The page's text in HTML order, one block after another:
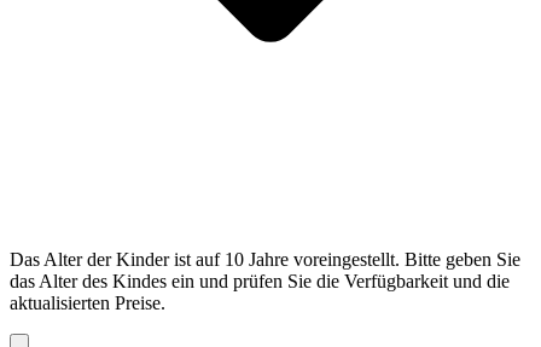
Das Alter der Kinder ist auf 10 Jahre voreingestellt. Bitte geben Sie
das Alter des Kindes ein und prüfen Sie die Verfügbarkeit und die
aktualisierten Preise.